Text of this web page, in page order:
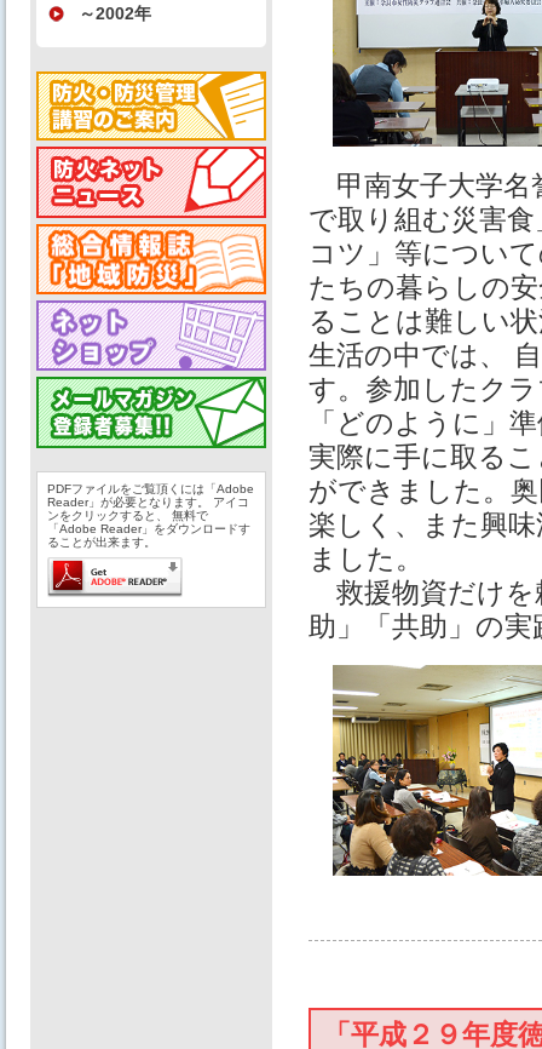
～2002年
PDFファイルをご覧頂くには「Adobe
Reader」が必要となります。 アイコ
ンをクリックすると、 無料で
「Adobe Reader」をダウンロードす
ることが出来ます。
甲南女子大学名
で取り組む災害
コツ」等につい
たちの暮らしの
ることは難しい
生活の中では、
す。参加したク
「どのように」
実際に手に取る
ができました。
楽しく、また興
ました。
救援物資だけを
助」「共助」の
「平成２９年度